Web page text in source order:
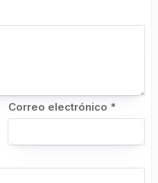
Correo electrónico *